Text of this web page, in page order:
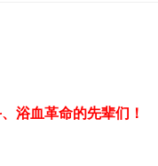
浴血革命的先辈们！